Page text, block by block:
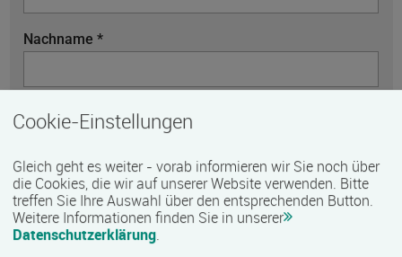
Nachname *
Telefon
E-Mail *
Cookie-Einstellungen
Gleich geht es weiter - vorab informieren wir Sie noch über
die Cookies, die wir auf unserer Website verwenden. Bitte
treffen Sie Ihre Auswahl über den entsprechenden Button.
Weitere Informationen finden Sie in unserer
Datenschutzerklärung.